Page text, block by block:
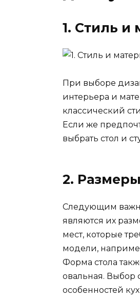
1. Стиль и
При выборе
интерьера и
классический
Если же
выбрать стол и
2.
Следующим
являются их
мест, которые
модели,
Форма стола
овальная. Выбор
особенностей